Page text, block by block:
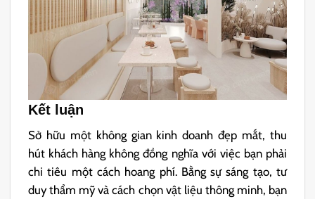
Kết luận
Sở hữu một không gian kinh doanh đẹp mắt, thu
hút khách hàng không đồng nghĩa với việc bạn phải
chi tiêu một cách hoang phí. Bằng sự sáng tạo, tư
duy thẩm mỹ và cách chọn vật liệu thông minh, bạn